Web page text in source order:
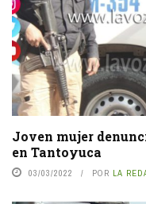
Joven mujer
en Tantoyuca
03/03/2022 POR LA